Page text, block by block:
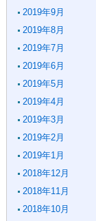
2019年9月
2019年8月
2019年7月
2019年6月
2019年5月
2019年4月
2019年3月
2019年2月
2019年1月
2018年12月
2018年11月
2018年10月